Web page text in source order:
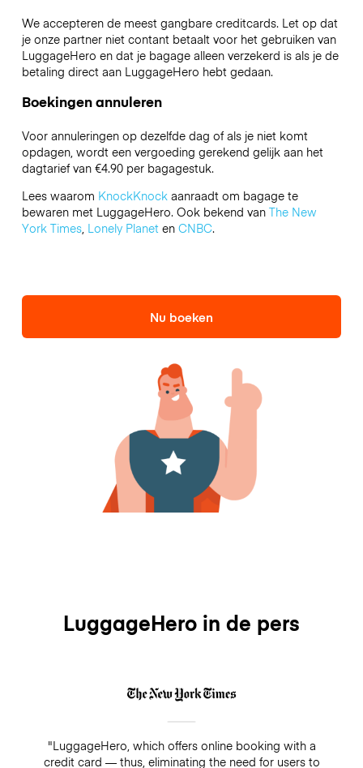
We accepteren de meest gangbare creditcards. Let op dat
je onze partner niet contant betaalt voor het gebruiken van
LuggageHero en dat je bagage alleen verzekerd is als je de
betaling direct aan LuggageHero hebt gedaan.
Boekingen annuleren
Voor annuleringen op dezelfde dag of als je niet komt
opdagen, wordt een vergoeding gerekend gelijk aan het
dagtarief van €4.90 per bagagestuk.
Lees waarom KnockKnockaanraadt om bagage te
bewaren met LuggageHero. Ook bekend van The New
York Times, Lonely Planeten CNBC.
Nu boeken
LuggageHero in de pers
"LuggageHero, which offers online booking with a
credit card — thus, eliminating the need for users to